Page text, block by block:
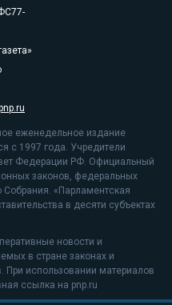
еженедельное издание
с 1997 года. Учредители
Федерации РФ. Официальный
законов, федеральных
Собрания. «Парламентская
в десяти субъектах
новости и
в стране законах и
При использовании материалов
ссылка на pnp.ru